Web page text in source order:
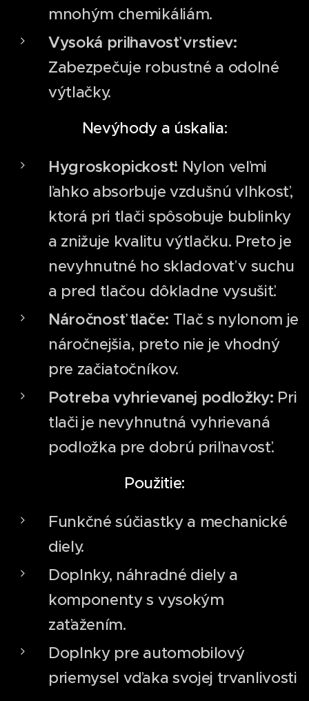
mnohým chemikáliám.
Vysoká priľnavosť vrstiev:
Zabezpečuje robustné a odolné
výtlačky.
Nevýhody a úskalia:
Hygroskopickosť: Nylon veľmi
ľahko absorbuje vzdušnú vlhkosť,
ktorá pri tlači spôsobuje bublinky
a znižuje kvalitu výtlačku. Preto je
nevyhnutné ho skladovať v suchu
a pred tlačou dôkladne vysušiť.
Náročnosť tlače: Tlač s nylonom je
náročnejšia, preto nie je vhodný
pre začiatočníkov.
Potreba vyhrievanej podložky: Pri
tlači je nevyhnutná vyhrievaná
podložka pre dobrú priľnavosť.
Použitie:
Funkčné súčiastky a mechanické
diely.
Doplnky, náhradné diely a
komponenty s vysokým
zaťažením.
Doplnky pre automobilový
priemysel vďaka svojej trvanlivosti